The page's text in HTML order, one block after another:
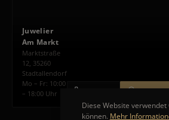
Juwelier
Am Markt
Marktstraße
12, 35260
Stadtallendorf
Mo – Fr: 10:00
– 18:00 Uhr
ROUTE
Diese Website
können. Mehr